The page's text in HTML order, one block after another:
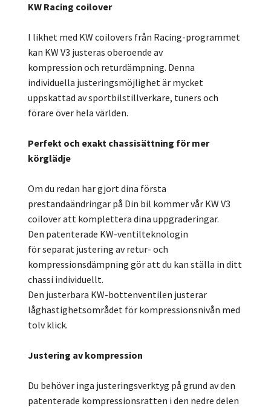
KW Racing coilover
I likhet med KW coilovers från Racing-programmet
kan KW V3 justeras oberoende av
kompression och returdämpning. Denna
individuella justeringsmöjlighet är mycket
uppskattad av sportbilstillverkare, tuners och
förare över hela världen.
Perfekt och exakt chassisättning för mer
körglädje
Om du redan har gjort dina första
prestandaändringar på Din bil kommer vår KW V3
coilover att komplettera dina uppgraderingar.
Den patenterade KW-ventilteknologin
för separat justering av retur- och
kompressionsdämpning gör att du kan ställa in ditt
chassi individuellt.
Den justerbara KW-bottenventilen justerar
låghastighetsområdet för kompressionsnivån med
tolv klick.
Justering av kompression
Du behöver inga justeringsverktyg på grund av den
patenterade kompressionsratten i den nedre delen